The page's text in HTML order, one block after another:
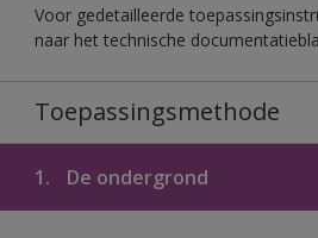
Voor gedetailleerde
naar het technische
Toepassingsmethode
1. De ondergrond